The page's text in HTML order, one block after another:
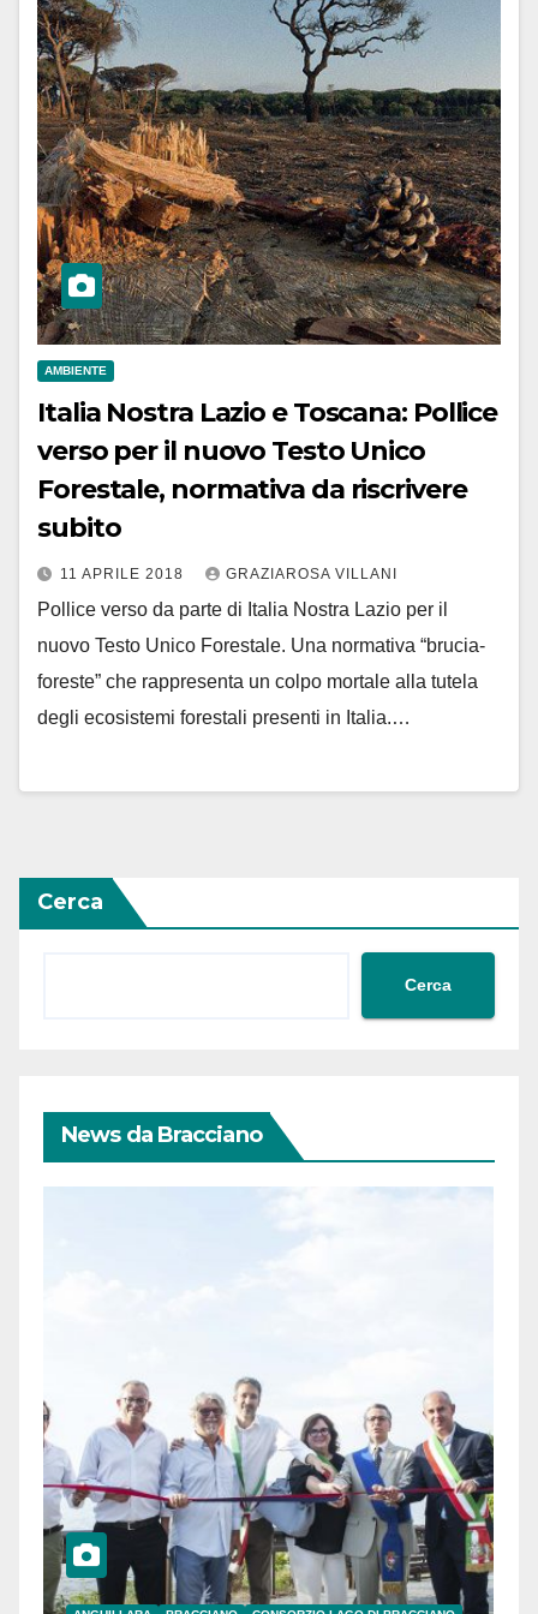
AMBIENTE
Italia Nostra Lazio e Toscana: Pollice
verso per il nuovo Testo Unico
Forestale, normativa da riscrivere
subito
11 APRILE 2018 GRAZIAROSA VILLANI
Pollice verso da parte di Italia Nostra Lazio per il
nuovo Testo Unico Forestale. Una normativa “brucia-
foreste” che rappresenta un colpo mortale alla tutela
degli ecosistemi forestali presenti in Italia.…
Cerca
Cerca
News da Bracciano